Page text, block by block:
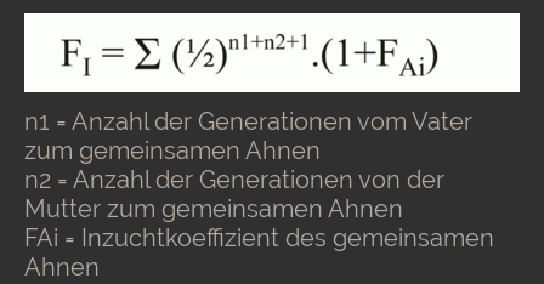
n1 = Anzahl der Generationen vom Vater
zum gemeinsamen Ahnen
n2 = Anzahl der Generationen von der
Mutter zum gemeinsamen Ahnen
FAi = Inzuchtkoeffizient des gemeinsamen
Ahnen